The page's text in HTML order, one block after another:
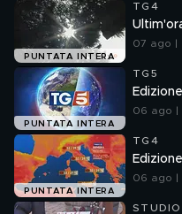
PUNTATA INTERA
TG4
07 ago |
PUNTATA INTERA
TG5
06 ago |
PUNTATA INTERA
TG4
06 ago |